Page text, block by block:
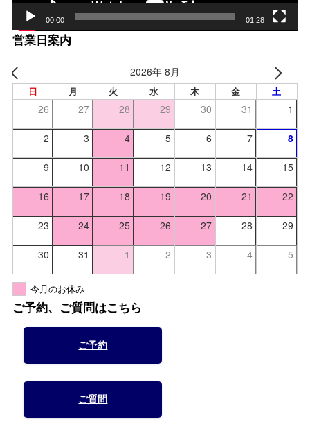
00:00 01:28
営業日案内
2026年 8月
日 月 火 水 木 金 土
26 27 28 29 30 31 1
2 3 4 5 6 7 8
9 10 11 12 13 14 15
16 17 18 19 20 21 22
23 24 25 26 27 28 29
30 31 1 2 3 4 5
今月のお休み
ご予約、ご質問はこちら
ご予約
ご質問